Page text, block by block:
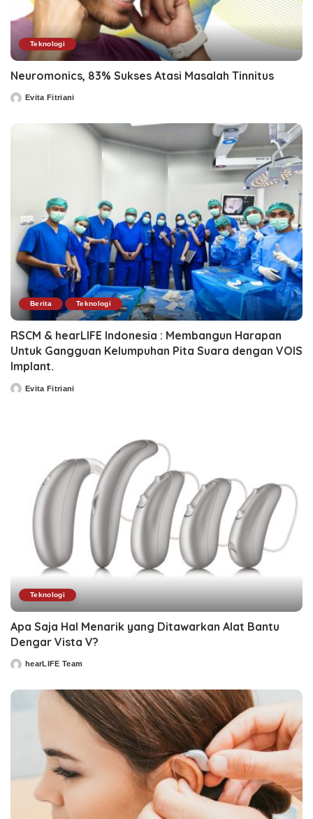
Teknologi
Neuromonics, 83% Sukses Atasi Masalah Tinnitus
PostedEvita Fitriani
Berita Teknologi
RSCM & hearLIFE Indonesia : Membangun Harapan
Untuk Gangguan Kelumpuhan Pita Suara dengan VOIS
Implant.
PostedEvita Fitriani
Teknologi
Apa Saja Hal Menarik yang Ditawarkan Alat Bantu
Dengar Vista V?
PostedhearLIFE Team